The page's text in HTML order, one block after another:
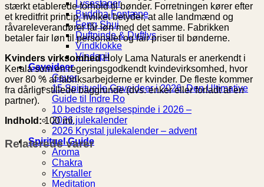
Lysestager
Buddha Fontæne
Feng Shui
Duftpinde & Duftlys
Vindklokke
Vindspil
Gaveideer
Gaver
15 Spirituelle Gaveideer i 2026: Den Ultimative
Guide til Indre Ro
10 bedste røgelsespinde i 2026 –
2026 julekalender
2026 Krystal julekalender – advent
Spirituel Guide
Aroma
Chakra
Krystaller
Meditation
stærkt etablerede forhold til bønder. Forretningen kører efter
et kreditfrit princip, hvilket betyder, at alle landmænd og
råvareleverandører får løn med det samme. Fabrikken
betaler fair løn til personalet og fair priser til bønderne.
Kvinders virksomhedHoly Lama Naturals er anerkendt i
Kerala som en regeringsgodkendt kvindevirksomhed, hvor
over 80 % af fabriksarbejderne er kvinder. De fleste kommer
fra dårligt stillede baggrunde (dvs. enker eller forladt af en
partner).
Indhold:100 ml.
Relaterede varer